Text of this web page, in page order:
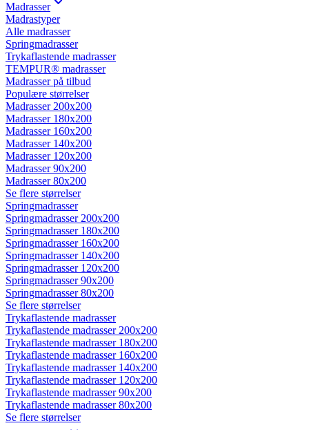
Madrasser
Madrastyper
Alle madrasser
Springmadrasser
Trykaflastende madrasser
TEMPUR® madrasser
Madrasser på tilbud
Populære størrelser
Madrasser 200x200
Madrasser 180x200
Madrasser 160x200
Madrasser 140x200
Madrasser 120x200
Madrasser 90x200
Madrasser 80x200
Se flere størrelser
Springmadrasser
Springmadrasser 200x200
Springmadrasser 180x200
Springmadrasser 160x200
Springmadrasser 140x200
Springmadrasser 120x200
Springmadrasser 90x200
Springmadrasser 80x200
Se flere størrelser
Trykaflastende madrasser
Trykaflastende madrasser 200x200
Trykaflastende madrasser 180x200
Trykaflastende madrasser 160x200
Trykaflastende madrasser 140x200
Trykaflastende madrasser 120x200
Trykaflastende madrasser 90x200
Trykaflastende madrasser 80x200
Se flere størrelser